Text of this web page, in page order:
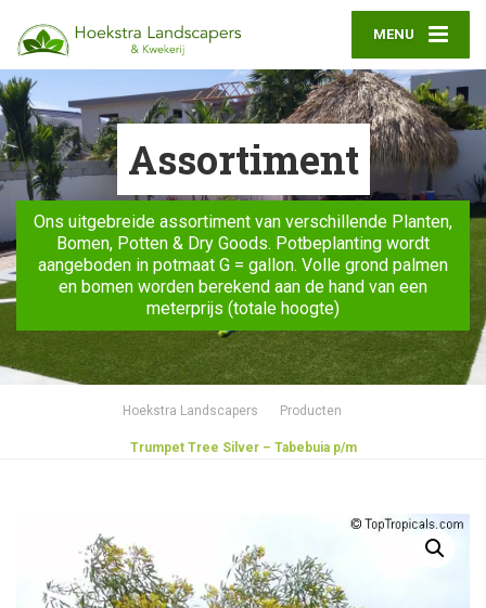
MENU
Assortiment
Ons uitgebreide assortiment van verschillende Planten,
Bomen, Potten & Dry Goods. Potbeplanting wordt
aangeboden in potmaat G = gallon. Volle grond palmen
en bomen worden berekend aan de hand van een
meterprijs (totale hoogte)
Hoekstra Landscapers Producten
Trumpet Tree Silver – Tabebuia p/m